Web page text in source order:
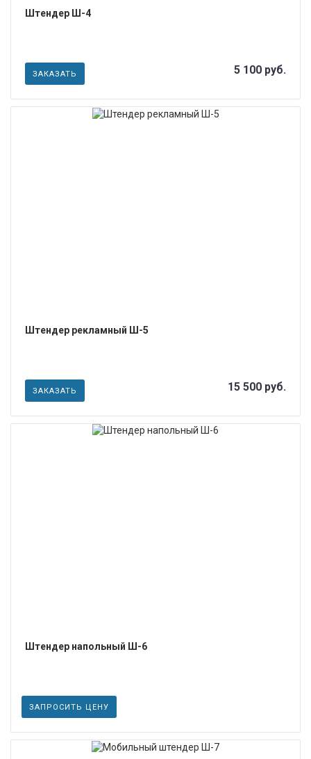
Штендер Ш-4
ЗАКАЗАТЬ 5 100 руб.
Штендер рекламный Ш-5
ЗАКАЗАТЬ 15 500 руб.
Штендер напольный Ш-6
ЗАПРОСИТЬ ЦЕНУ